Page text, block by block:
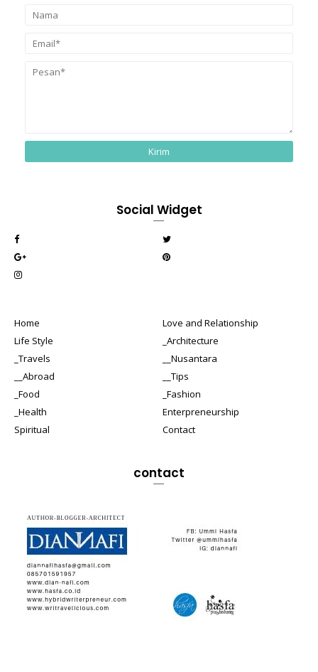
Social Widget
Home
Love and Relationship
Life Style
_Architecture
_Travels
__Nusantara
__Abroad
__Tips
_Food
_Fashion
_Health
Enterpreneurship
Spiritual
Contact
contact